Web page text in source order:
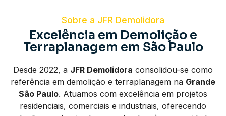
Sobre a JFR Demolidora
Excelência em Demolição e
Terraplanagem em São Paulo
Desde 2022, a JFR Demolidora consolidou-se como
referência em demolição e terraplanagem na Grande
São Paulo. Atuamos com excelência em projetos
residenciais, comerciais e industriais, oferecendo